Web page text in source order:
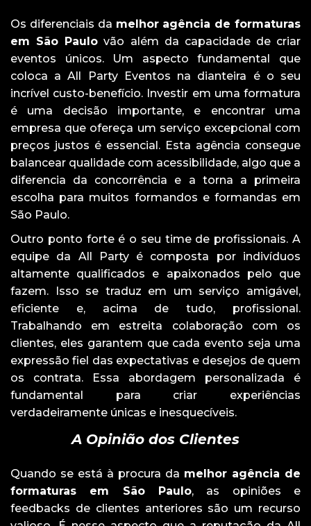
Os diferenciais da melhor agência de formaturas
em São Paulo vão além da capacidade de criar
eventos únicos. Um aspecto fundamental que
coloca a All Party Eventos na dianteira é o seu
incrível custo-benefício. Investir em uma formatura
é uma decisão importante, e encontrar uma
empresa que ofereça um serviço excepcional com
preços justos é essencial. Esta agência consegue
balancear qualidade com acessibilidade, algo que a
diferencia da concorrência e a torna a primeira
escolha para muitos formandos e formandas em
São Paulo.
Outro ponto forte é o seu time de profissionais. A
equipe da All Party é composta por indivíduos
altamente qualificados e apaixonados pelo que
fazem. Isso se traduz em um serviço amigável,
eficiente e, acima de tudo, profissional.
Trabalhando em estreita colaboração com os
clientes, eles garantem que cada evento seja uma
expressão fiel das expectativas e desejos de quem
os contrata. Essa abordagem personalizada é
fundamental para criar experiências
verdadeiramente únicas e inesquecíveis.
A Opinião dos Clientes
Quando se está à procura da melhor agência de
formaturas em São Paulo, as opiniões e
feedbacks de clientes anteriores são um recurso